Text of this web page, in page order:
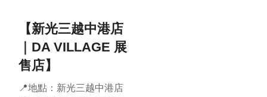
【新光三越中港店
｜DA VILLAGE 展
售店】
📍地點：新光三越中港店